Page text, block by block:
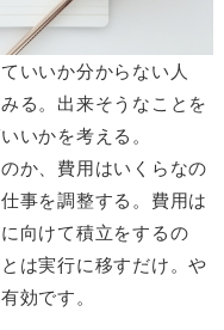
いいか分からない人
る。出来そうなことを
いかを考える。
か、費用はいくらなの
事を調整する。費用は
向けて積立をするの
は実行に移すだけ。や
効です。